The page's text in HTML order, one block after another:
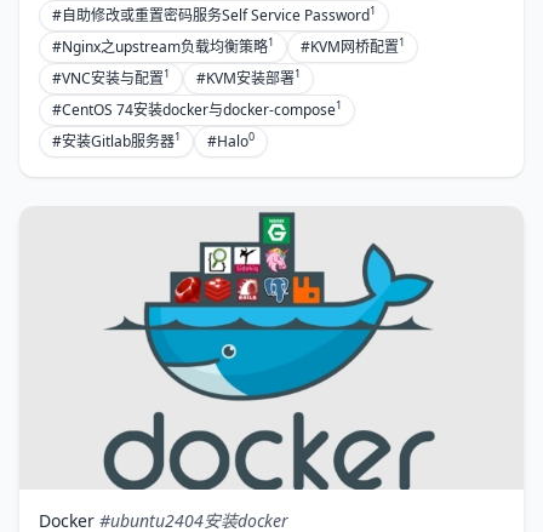
#自助修改或重置密码服务Self Service Password1
#Nginx之upstream负载均衡策略1 #KVM网桥配置1
#VNC安装与配置1 #KVM安装部署1
#CentOS 74安装docker与docker-compose1
#安装Gitlab服务器1 #Halo0
Docker #ubuntu2404安装docker